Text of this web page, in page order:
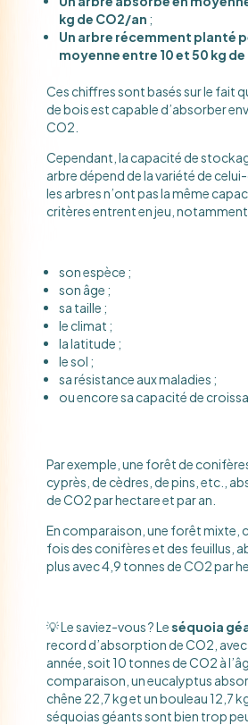
kg de CO2/an ;
Un arbre récemment planté
moyenne entre 10 et 50 kg
Ces chiffres sont basés sur le fait
de bois est capable d’absorber
CO2.
Cependant, la capacité de
arbre dépend de la variété de
les arbres n’ont pas la même
critères entrent en jeu, notamment
son espèce ;
son âge ;
sa taille ;
le climat ;
la latitude ;
le sol ;
sa résistance aux maladies ;
ou encore sa capacité de
Par exemple, une forêt de
cyprès, de cèdres, de pins, etc.,
de CO2 par hectare et par an.
En comparaison, une forêt mixte,
fois des conifères et des feuillus,
plus avec 4,9 tonnes de CO2 par
💡 Le saviez-vous ? Leséquoia
record d’absorption de CO2,
année, soit 10 tonnes de CO2 à
comparaison, un eucalyptus
chêne 22,7 kg et un bouleau 12,7
séquoias géants sont bien trop